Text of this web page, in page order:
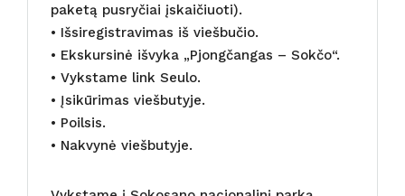
paketą pusryčiai įskaičiuoti).
• Išsiregistravimas iš viešbučio.
• Ekskursinė išvyka „Pjongčangas – Sokčo“.
• Vykstame link Seulo.
• Įsikūrimas viešbutyje.
• Poilsis.
• Nakvynė viešbutyje.